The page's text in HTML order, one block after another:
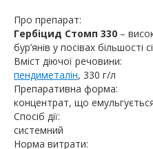
Про препарат:
Гербіцид Стомп 330 –
бур’янів у посівах більшості
Вміст діючої речовини:
пендиметалін, 330 г/л
Препаративна форма:
концентрат, що
Спосіб дії:
системний
Норма витрати: